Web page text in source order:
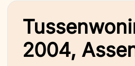
2004,